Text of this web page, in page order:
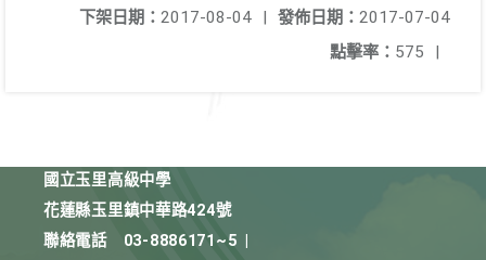
發佈日期： 2017-07-04
下架日期： 2017-08-04
|
點擊率： 575 |
國立玉里高級中學
花蓮縣玉里鎮中華路424號
聯絡電話
03-8886171~5